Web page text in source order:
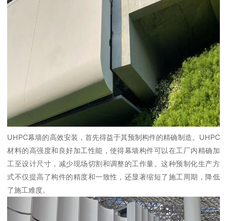
UHPC幕墙的高效安装，首先得益于其预制构件的精确制造。UHPC
材料的高强度和良好加工性能，使得幕墙构件可以在工厂内精确加
工至设计尺寸，减少现场切割和调整的工作量。这种预制化生产方
式不仅提高了构件的精度和一致性，还显著缩短了施工周期，降低
了施工难度。